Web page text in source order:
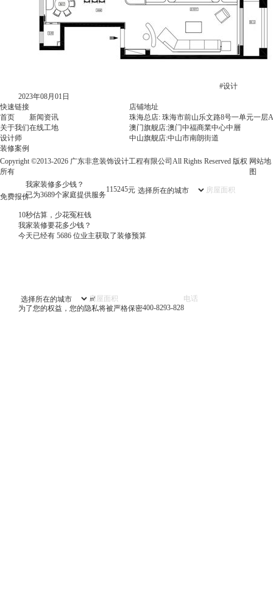
#设计
2023年08月01日
快速链接
首页
关于我们
设计师
装修案例
新闻资讯
在线工地
店铺地址
珠海总店: 珠海市前山乐文路8号一单元一层
澳门旗舰店:澳门中福商業中心中層
中山旗舰店:中山市南朗街道
Copyright ©2013-2026 广东非意装饰设计工程有限公司All Rights Reserved 版权
所有
网站地
图
免费报价
我家装修多少钱？
已为3689个家庭提供服务
142766元
10秒估算，少花冤枉钱
我家装修要花多少钱？
今天已经有 5686 位业主获取了装修预算
㎡
为了您的权益，您的隐私将被严格保密400-8293-828